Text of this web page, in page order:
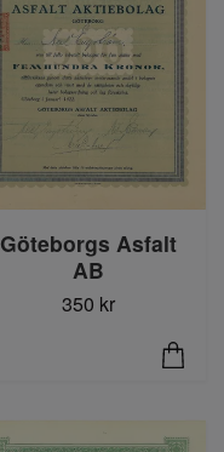
Göteborgs Asfalt
AB
350 kr